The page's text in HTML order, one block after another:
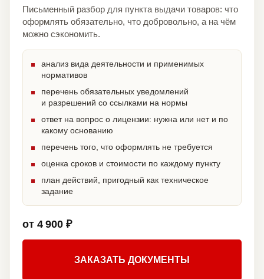
Письменный разбор для пункта выдачи товаров: что
оформлять обязательно, что добровольно, а на чём
можно сэкономить.
анализ вида деятельности и применимых
нормативов
перечень обязательных уведомлений
и разрешений со ссылками на нормы
ответ на вопрос о лицензии: нужна или нет и по
какому основанию
перечень того, что оформлять не требуется
оценка сроков и стоимости по каждому пункту
план действий, пригодный как техническое
задание
от 4 900 ₽
ЗАКАЗАТЬ ДОКУМЕНТЫ